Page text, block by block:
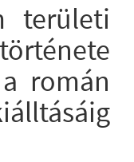
területi
román